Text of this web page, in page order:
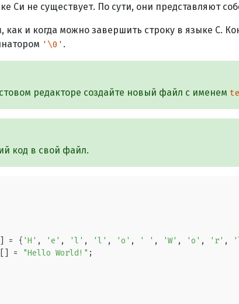
Си не существует. По сути, они представляют
и когда можно завершить строку в языке C.
'\0' .
редакторе создайте новый файл с именем
код в свой файл.
= { 'H' , 'e' , 'l' , 'l' , 'o' , ' ' , 'W' , 'o' , 'r' ,
= "Hello World!" ;